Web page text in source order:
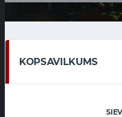
KOPSAVILKUMS